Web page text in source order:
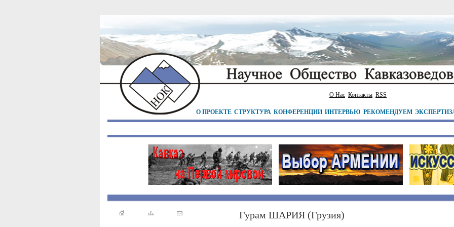
О Нас Контакты RSS
О ПРОЕКТЕ СТРУКТУРА КОНФЕРЕНЦИИ ИНТЕРВЬЮ РЕКОМЕНДУЕМ
Гурам ШАРИЯ (Грузия)